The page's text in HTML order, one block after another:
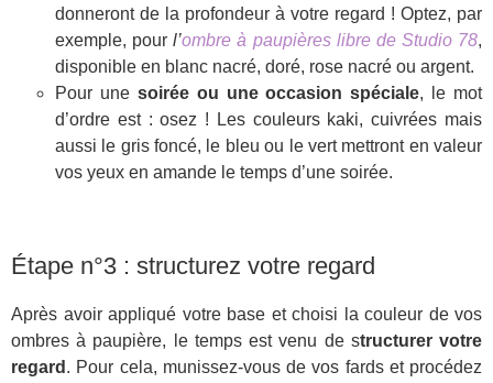
donneront de la profondeur à votre regard ! Optez, par
exemple, pourl’ombre à paupières libre de Studio 78,
disponible en blanc nacré, doré, rose nacré ou argent.
Pour une soirée ou une occasion spéciale, le mot
d’ordre est :osez ! Les couleurs kaki, cuivrées mais
aussi le gris foncé, le bleu ou le vert mettront en valeur
vos yeux en amande le temps d’une soirée.
Étape n°3 : structurez votre regard
Après avoir appliqué votre base et choisi la couleur de vos
ombres à paupière, le temps est venu de structurer votre
regard . Pour cela, munissez-vous de vos fards et procédez